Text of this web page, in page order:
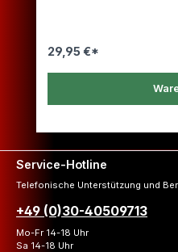
29,95 €*
Service-Hotline
Telefonische Unterstützung und
+49 (0)30-40509713
Mo-Fr 14-18 Uhr
Sa 14-18 Uhr